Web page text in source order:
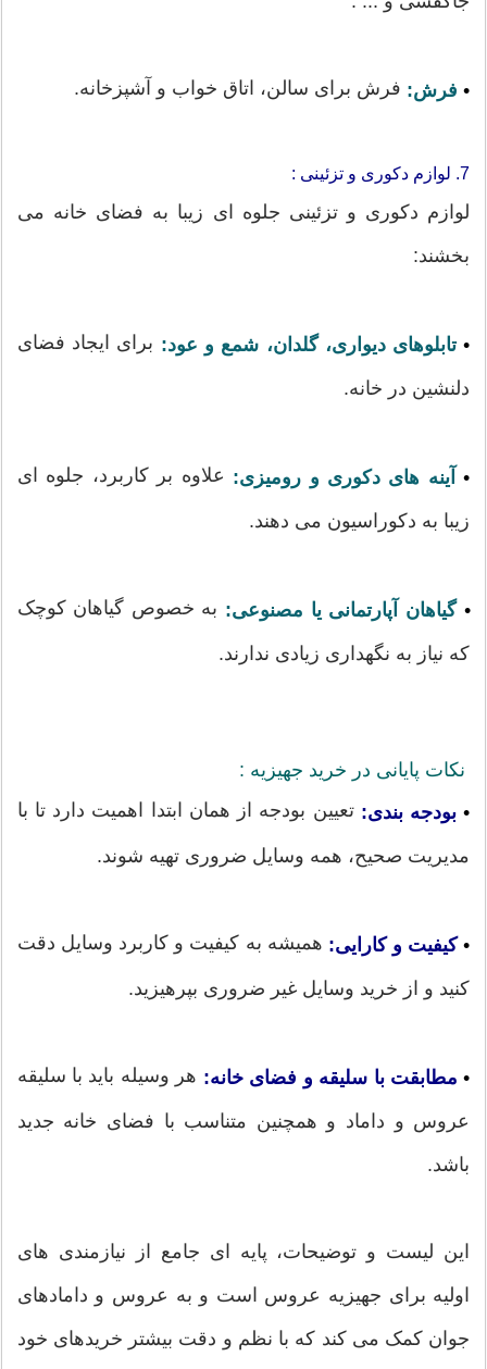
• فرش: فرش برای سالن، اتاق خواب و آشپزخانه.
7. لوازم دکوری و تزئینی :
لوازم دکوری و تزئینی جلوه ای زیبا به فضای خانه می
بخشند:
•تابلوهای دیواری، گلدان، شمع و عود: برای ایجاد فضای
دلنشین در خانه.
• آینه های دکوری و رومیزی: علاوه بر کاربرد، جلوه ای
زیبا به دکوراسیون می دهند.
•گیاهان آپارتمانی یا مصنوعی: به خصوص گیاهان کوچک
که نیاز به نگهداری زیادی ندارند.
نکات پایانی در خرید جهیزیه :
• بودجه بندی: تعیین بودجه از همان ابتدا اهمیت دارد تا با
مدیریت صحیح، همه وسایل ضروری تهیه شوند.
•کیفیت و کارایی: همیشه به کیفیت و کاربرد وسایل دقت
کنید و از خرید وسایل غیر ضروری بپرهیزید.
• مطابقت با سلیقه و فضای خانه: هر وسیله باید با سلیقه
عروس و داماد و همچنین متناسب با فضای خانه جدید
باشد.
این لیست و توضیحات، پایه ای جامع از نیازمندی های
اولیه برای جهیزیه عروس است و به عروس و دامادهای
جوان کمک می کند که با نظم و دقت بیشتر خریدهای خود